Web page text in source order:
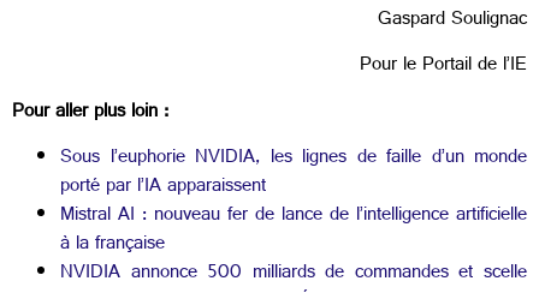
Gaspard Soulignac
Pour le Portail de l’IE
Pour aller plus loin :
Sous l’euphorie NVIDIA, les lignes de faille d’un monde
porté par l’IA apparaissent
Mistral AI : nouveau fer de lance de l’intelligence artificielle
à la française
NVIDIA annonce 500 milliards de commandes et scelle